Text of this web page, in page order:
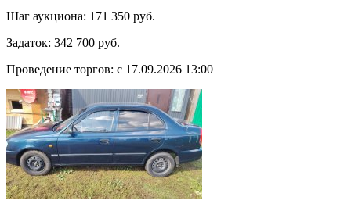
Шаг аукциона: 171 350 руб.
Задаток: 342 700 руб.
Проведение торгов: с 17.09.2026 13:00